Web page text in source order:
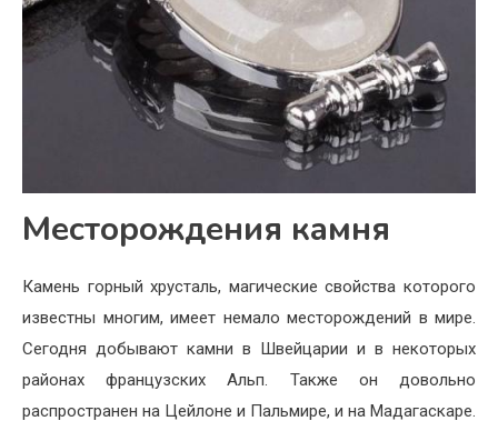
Месторождения камня
Камень горный хрусталь, магические свойства которого
известны многим, имеет немало месторождений в мире.
Сегодня добывают камни в Швейцарии и в некоторых
районах французских Альп. Также он довольно
распространен на Цейлоне и Пальмире, и на Мадагаскаре.